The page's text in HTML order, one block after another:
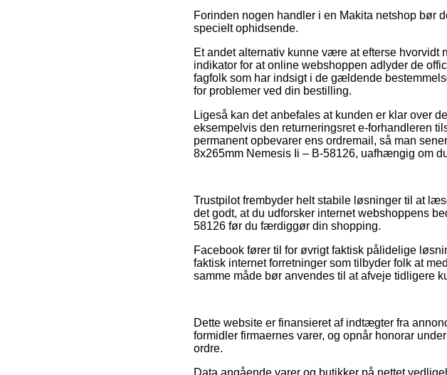
Forinden nogen handler i en Makita netshop bør
specielt ophidsende.
Et andet alternativ kunne være at efterse
indikator for at online webshoppen adlyder de
fagfolk som har indsigt i de gældende
for problemer ved din bestilling.
Ligeså kan det anbefales at kunden er klar over
eksempelvis den returneringsret e-forhandleren
permanent opbevarer ens ordremail, så man
8x265mm Nemesis Ii – B-58126, uafhængig om
Trustpilot frembyder helt stabile løsninger til at
det godt, at du udforsker internet webshoppens
58126 før du færdiggør din shopping.
Facebook fører til for øvrigt faktisk pålidelige
faktisk internet forretninger som tilbyder folk at
samme måde bør anvendes til at afveje tidligere
Dette website er finansieret af indtægter fra
formidler firmaernes varer, og opnår honorar
ordre.
Data angående varer og butikker på nettet